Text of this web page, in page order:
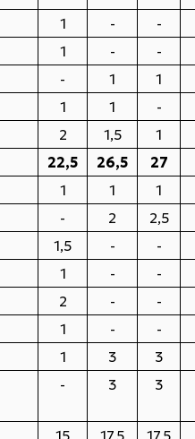
1 -
-
1 -
-
- 1
1
1 1
-
2 1,5
1
22,5 26,5
27
1 1
1
- 2
2,5
1,5 -
-
1 -
-
2 -
-
1 -
-
1 3
3
- 3 3
15 17,5 17,5